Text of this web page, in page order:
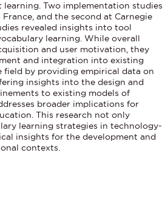
Two implementation studies
and the second at Carnegie
revealed insights into tool
learning. While overall
and user motivation, they
and integration into existing
by providing empirical data on
insights into the design and
to existing models of
broader implications for
This research not only
learning strategies in technology-
insights for the development and
contexts.